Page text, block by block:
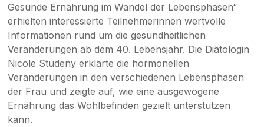
Gesunde Ernährung im Wandel der Lebensphasen“
erhielten interessierte Teilnehmerinnen wertvolle
Informationen rund um die gesundheitlichen
Veränderungen ab dem 40. Lebensjahr. Die Diätologin
Nicole Studeny erklärte die hormonellen
Veränderungen in den verschiedenen Lebensphasen
der Frau und zeigte auf, wie eine ausgewogene
Ernährung das Wohlbefinden gezielt unterstützen
kann.